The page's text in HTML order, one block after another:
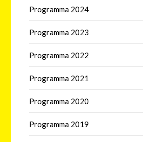
Programma 2024
Programma 2023
Programma 2022
Programma 2021
Programma 2020
Programma 2019